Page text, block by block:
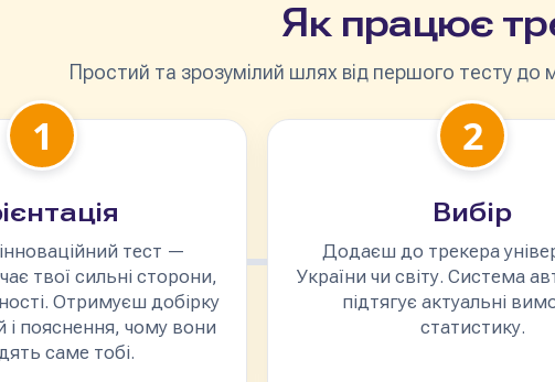
Як працює
Простий та зрозумілий шлях від першого тесту до
1
тест —
твої сильні сторони,
Отримуєш добірку
і пояснення, чому вони
саме тобі.
2
Вибір
Додаєш до трекера
України чи світу. Система
підтягує актуальні
статистику.